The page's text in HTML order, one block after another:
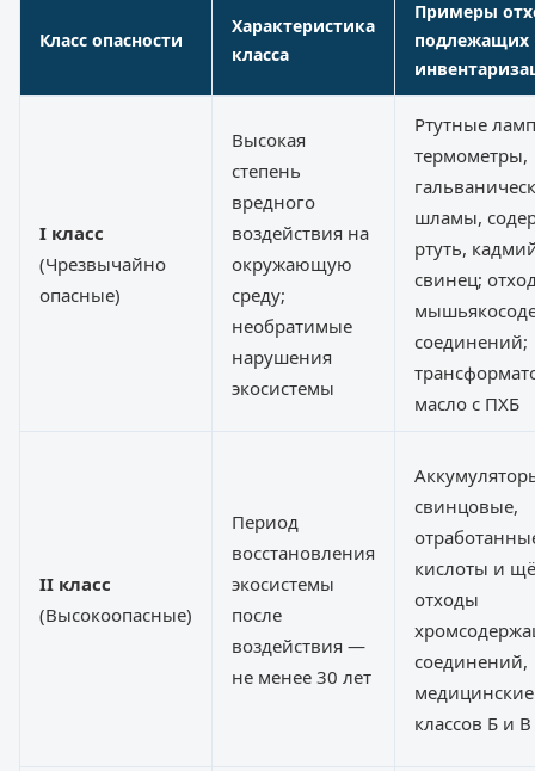
Класс опасности
Характеристика
класса
Примеры
подлежащих
I класс
(Чрезвычайно
опасные)
Высокая
степень
вредного
воздействия на
окружающую
среду;
необратимые
нарушения
экосистемы
Ртутные
термометры,
шламы,
ртуть,
свинец;
соединений;
масло с ПХБ
II класс
(Высокоопасные)
Период
восстановления
экосистемы
после
воздействия —
не менее 30 лет
свинцовые,
кислоты и
отходы
соединений,
классов Б и В